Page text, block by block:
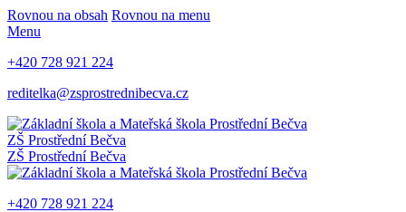
Rovnou na obsah Rovnou na menu
Menu
+420 728 921 224
reditelka@zsprostrednibecva.cz
ZŠ Prostřední Bečva
ZŠ Prostřední Bečva
+420 728 921 224